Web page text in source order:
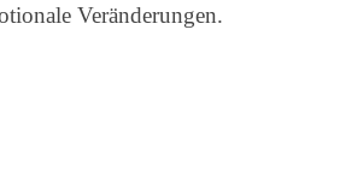
Veränderungen.